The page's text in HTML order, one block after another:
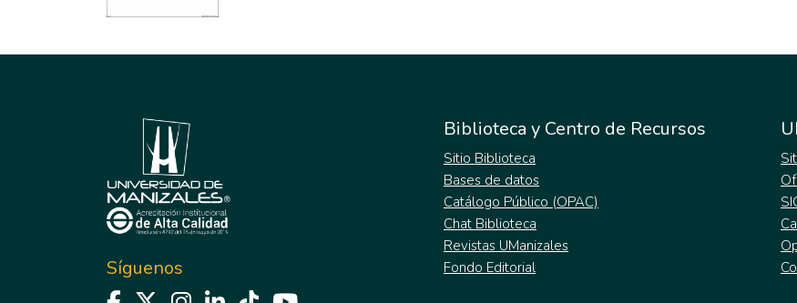
Síguenos
Biblioteca y Centro de Recursos
Sitio Biblioteca
Bases de datos
Catálogo Público (OPAC)
Chat Biblioteca
Revistas UManizales
Fondo Editorial